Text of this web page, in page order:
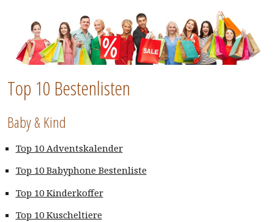
Top 10 Bestenlisten
Baby & Kind
Top 10 Adventskalender
Top 10 Babyphone Bestenliste
Top 10 Kinderkoffer
Top 10 Kuscheltiere